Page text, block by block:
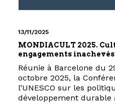
13/11/2025
MONDIACULT 2025.
engagements inachevés
Réunie à Barcelone du
octobre 2025, la
l’UNESCO sur les
développement durable